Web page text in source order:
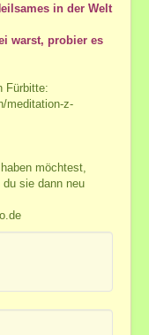
in der Welt
warst, probier es
Fürbitte:
meditation-z-
möchtest,
sie dann neu